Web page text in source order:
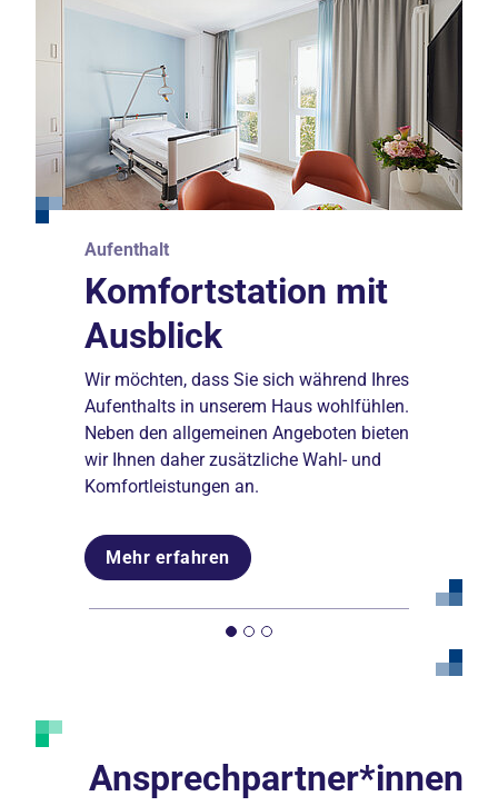
Aufenthalt
Komfortstation mit
Ausblick
Wir möchten, dass Sie sich während Ihres
Aufenthalts in unserem Haus wohlfühlen.
Neben den allgemeinen Angeboten bieten
wir Ihnen daher zusätzliche Wahl- und
Komfortleistungen an.
Mehr erfahren
Medizin
Ratgeber
Gefäßerkrankungen
Mit dem Begriff ‚Gefäßerkrankungen‘
werden krankhafte Veränderungen der
Blutgefäße (Arterien und Venen)
bezeichnet. Erfahren Sie mehr zum
Thema in unserem Ratgeber.
Mehr erfahren
Medizin
Ratgeber
Gelenkverschleiß
Stechende Schmerzen in den Gelenken,
Schwellungen, Entzündungen – typische
Anzeichen für eine Arthrose. In vielen
Fällen ist der Einsatz eines künstlichen
Gelenkes notwendig.
Mehr erfahren
Ansprechpartner*innen